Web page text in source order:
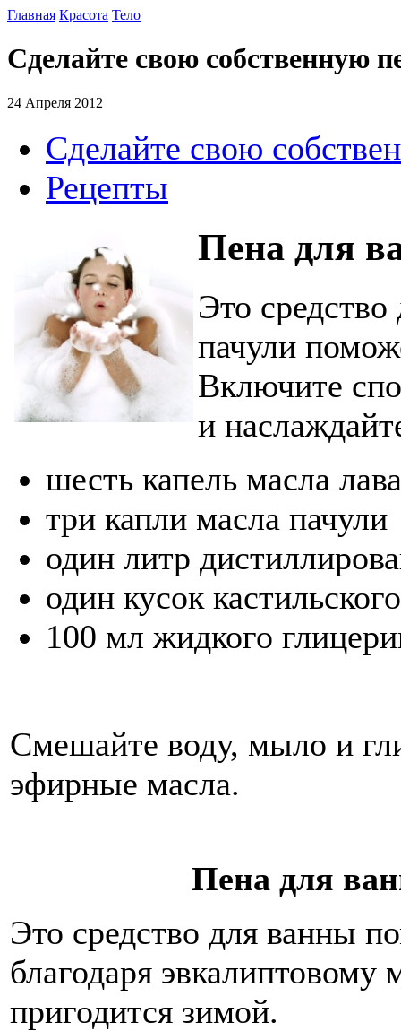
Главная Красота Тело
Сделайте свою собственную
24 Апреля 2012
Сделайте свою
Рецепты
Пена для
Это
пачули
Включите
и
шесть капель масла
три капли масла пачули
один литр
один кусок
100 мл жидкого
Смешайте воду, мыло и
эфирные масла.
Пена для
Это средство для ванны
благодаря эвкалиптовому
пригодится зимой.